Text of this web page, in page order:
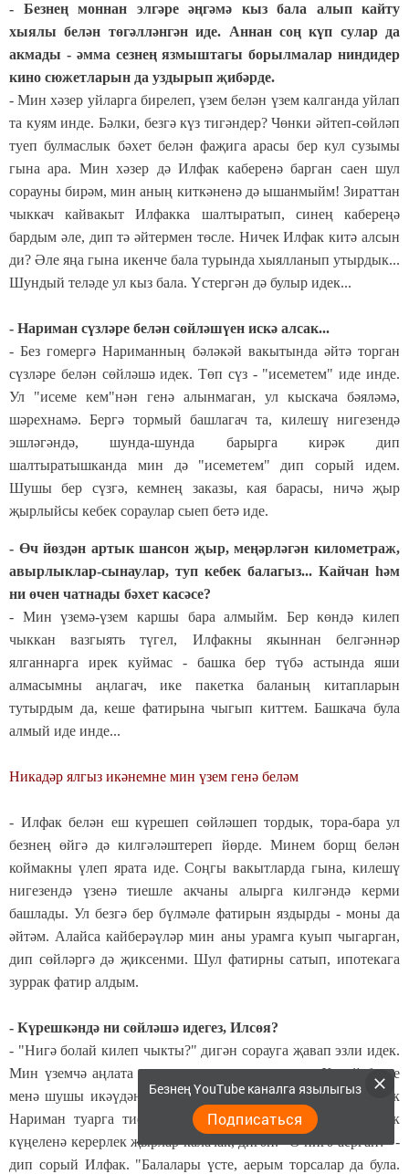
- Безнең моннан элгәре әңгәмә кыз бала алып кайту
хыялы белән төгәлләнгән иде. Аннан соң күп сулар да
акмады - әмма сезнең язмыштагы борылмалар ниндидер
кино сюжетларын да уздырып җибәрде.
- Мин хәзер уйларга бирелеп, үзем белән үзем калганда уйлап
та куям инде. Бәлки, безгә күз тигәндер? Чөнки әйтеп-сөйләп
туеп булмаслык бәхет белән фаҗига арасы бер кул сузымы
гына ара. Мин хәзер дә Илфак каберенә барган саен шул
сорауны бирәм, мин аның киткәненә дә ышанмыйм! Зираттан
чыккач кайвакыт Илфакка шалтыратып, синең кабереңә
бардым әле, дип тә әйтермен төсле. Ничек Илфак китә алсын
ди? Әле яңа гына икенче бала турында хыялланып утырдык...
Шундый теләде ул кыз бала. Үстергән дә булыр идек...
- Нариман сүзләре белән сөйләшүен искә алсак...
- Без гомергә Нариманның бәләкәй вакытында әйтә торган
сүзләре белән сөйләшә идек. Төп сүз - "исеметем" иде инде.
Ул "исеме кем"нән генә алынмаган, ул кыскача бәяләмә,
шәрехнамә. Бергә тормый башлагач та, килешү нигезендә
эшләгәндә, шунда-шунда барырга кирәк дип
шалтыратышканда мин дә "исеметем" дип сорый идем.
Шушы бер сүзгә, кемнең заказы, кая барасы, ничә җыр
җырлыйсы кебек сораулар сыеп бетә иде.
- Өч йөздән артык шансон җыр, меңәрләгән километраж,
авырлыклар-сынаулар, туп кебек балагыз... Кайчан һәм
ни өчен чатнады бәхет касәсе?
- Мин үземә-үзем каршы бара алмыйм. Бер көндә килеп
чыккан вазгыять түгел, Илфакны якыннан белгәннәр
ялганнарга ирек куймас - башка бер түбә астында яши
алмасымны аңлагач, ике пакетка баланың китапларын
тутырдым да, кеше фатирына чыгып киттем. Башкача була
алмый иде инде...
Никадәр ялгыз икәнемне мин үзем генә беләм
- Илфак белән еш күрешеп сөйләшеп тордык, тора-бара ул
безнең өйгә дә килгәләштереп йөрде. Минем борщ белән
коймакны үлеп ярата иде. Соңгы вакытларда гына, килешү
нигезендә үзенә тиешле акчаны алырга килгәндә керми
башлады. Ул безгә бер бүлмәле фатирын яздырды - моны да
әйтәм. Алайса кайберәүләр мин аны урамга куып чыгарган,
дип сөйләргә дә җиксенми. Шул фатирны сатып, ипотекага
зуррак фатир алдым.
- Күрешкәндә ни сөйләшә идегез, Илсөя?
- "Нигә болай килеп чыкты?" дигән сорауга җавап эзли идек.
Мин үземчә аңлата идем инде: иманым камил, Ходай безне
менә шушы икәүдән үзе артыннан күпләрне ияртә алырлык
Нариман туарга тиеш, дип кавыштырган; болардан халык
күңеленә керерлек җырлар калачак, дигән. "Ә нигә аерган?" -
дип сорый Илфак. "Балалары үсте, аерым торсалар да була.
Безнең YouTube каналга язылыгыз
Подписаться